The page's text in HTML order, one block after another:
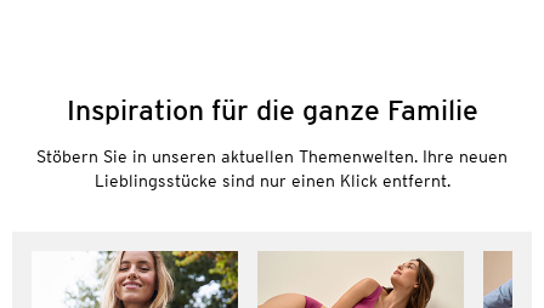
Inspiration für die ganze Familie
Stöbern Sie in unseren aktuellen Themenwelten. Ihre neuen
Lieblingsstücke sind nur einen Klick entfernt.